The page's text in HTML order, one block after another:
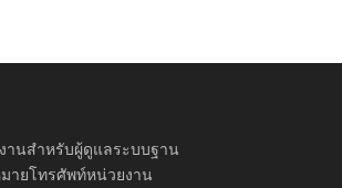
านสำหรับผู้ดูแลระบบฐาน
ายโทรศัพท์หน่วยงาน